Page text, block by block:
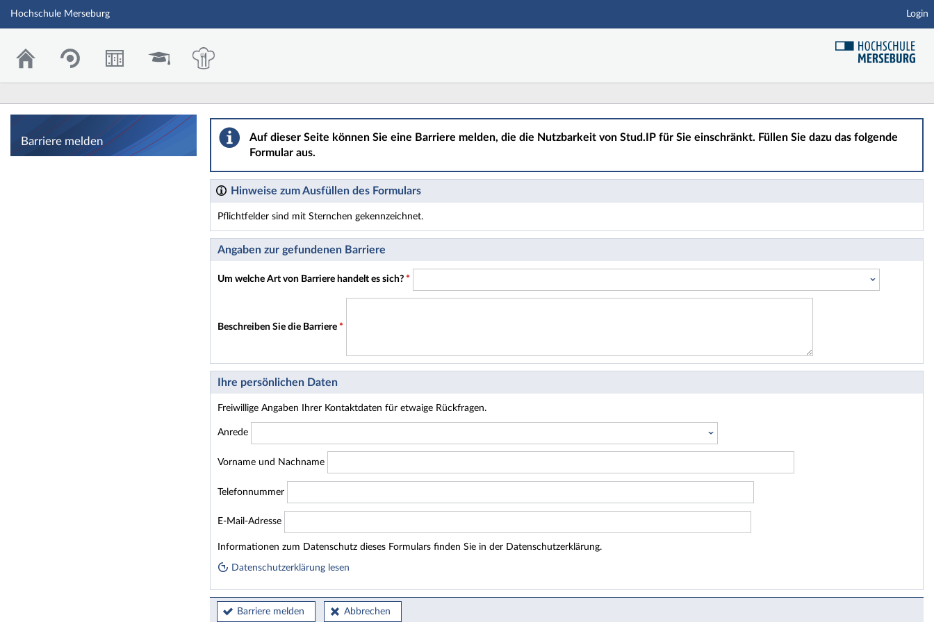
Hauptnavigation
Hochschule Merseburg Login
Barriere melden
Barriere melden
Auf dieser Seite können Sie eine Barriere melden, die die Nutzbarkeit von Stud.IP für Sie einschränkt. Füllen Sie dazu das folgende
Formular aus.
Hinweise zum Ausfüllen des Formulars
Pflichtfelder sind mit Sternchen gekennzeichnet.
Dieses Formular enthält Pflichtfelder.
Angaben zur gefundenen Barriere
Um welche Art von Barriere handelt es sich? *
Beschreiben Sie die Barriere *
Ihre persönlichen Daten
Freiwillige Angaben Ihrer Kontaktdaten für etwaige Rückfragen.
Anrede
Vorname und Nachname
Telefonnummer
E-Mail-Adresse
Homepage
Informationen zum Datenschutz dieses Formulars finden Sie in der Datenschutzerklärung.
Datenschutzerklärung lesen
Barriere melden Abbrechen